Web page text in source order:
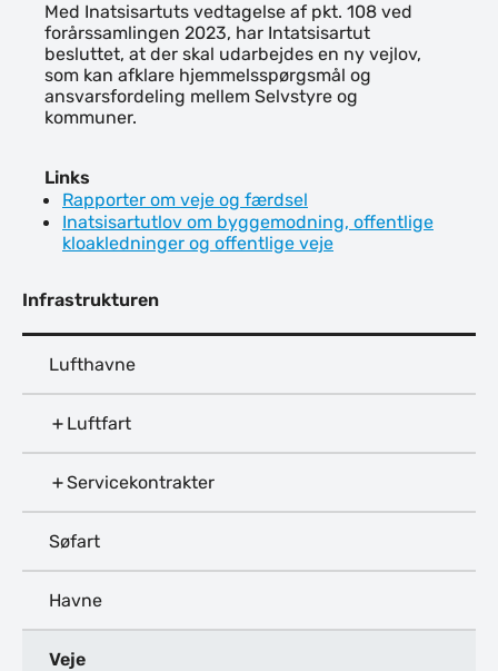
Med Inatsisartuts vedtagelse af pkt. 108 ved
forårssamlingen 2023, har Intatsisartut
besluttet, at der skal udarbejdes en ny vejlov,
som kan afklare hjemmelsspørgsmål og
ansvarsfordeling mellem Selvstyre og
kommuner.
Links
Rapporter om veje og færdsel
Inatsisartutlov om byggemodning, offentlige
kloakledninger og offentlige veje
Infrastrukturen
Lufthavne
Luftfart
Servicekontrakter
Søfart
Havne
Veje